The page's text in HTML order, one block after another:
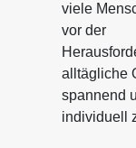
viele
vor der
alltägliche
spannend
individuell